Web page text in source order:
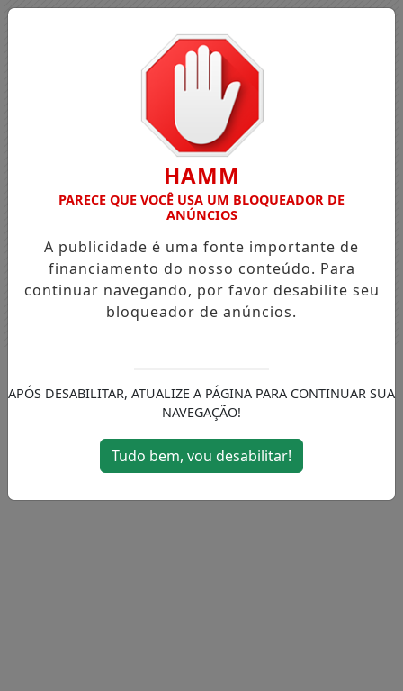
HAMM
PARECE QUE VOCÊ USA UM BLOQUEADOR DE
ANÚNCIOS
A publicidade é uma fonte importante de
financiamento do nosso conteúdo. Para
continuar navegando, por favor desabilite seu
bloqueador de anúncios.
APÓS DESABILITAR, ATUALIZE A PÁGINA PARA CONTINUAR SUA
NAVEGAÇÃO!
Tudo bem, vou desabilitar!